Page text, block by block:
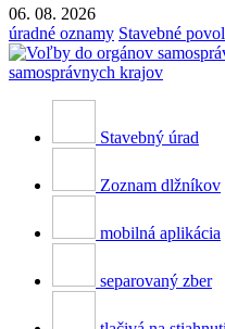
06. 08. 2026
úradné oznamy Stavebné
Stavebný úrad
Zoznam dlžníkov
mobilná aplikácia
separovaný zber